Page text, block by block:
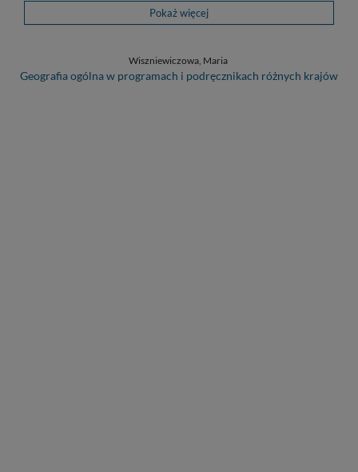
Pokaż więcej
Wiszniewiczowa, Maria
Geografia ogólna w programach i podręcznikach różnych krajów